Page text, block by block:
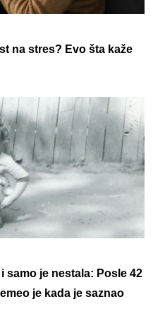
na stres? Evo šta kaže
samo je nestala: Posle 42
je kada je saznao